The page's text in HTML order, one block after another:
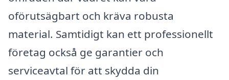
oförutsägbart och kräva robusta
material. Samtidigt kan ett professionellt
företag också ge garantier och
serviceavtal för att skydda din